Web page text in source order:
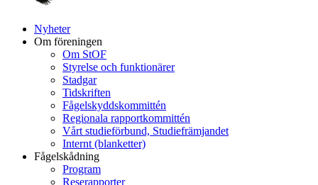
Nyheter
Om föreningen
Om StOF
Styrelse och funktionärer
Stadgar
Tidskriften
Fågelskyddskommittén
Regionala rapportkommittén
Vårt studieförbund, Studiefrämjandet
Internt (blanketter)
Fågelskådning
Program
Reserapporter